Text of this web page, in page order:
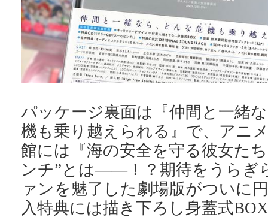
パッケージ裏面は『仲間と一緒
機も乗り越えられる』で、アニ
館には『海の安全を守る彼女た
ンチ”とは――！？期待をうらぎ
ァンを魅了した劇場版がついに
入特典には描き下ろし身蓋式